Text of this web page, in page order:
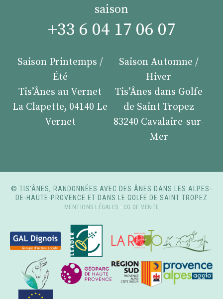
saison
+33 6 04 17 06 07
Saison Printemps /
Été
Tis’Ânes au Vernet
La Clapette, 04140 Le
Vernet
Saison Automne /
Hiver
Tis’Ânes dans Golfe
de Saint Tropez
83240 Cavalaire-sur-
Mer
© TIS’ÂNES, RANDONNÉES AVEC DES ÂNES DANS LES ALPES-
DE-HAUTE-PROVENCE ET DANS LE GOLFE DE SAINT TROPEZ
MENTIONS LÉGALES - CG DE VENTE